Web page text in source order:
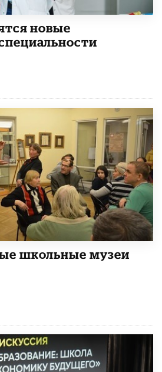
новые
школьные музеи